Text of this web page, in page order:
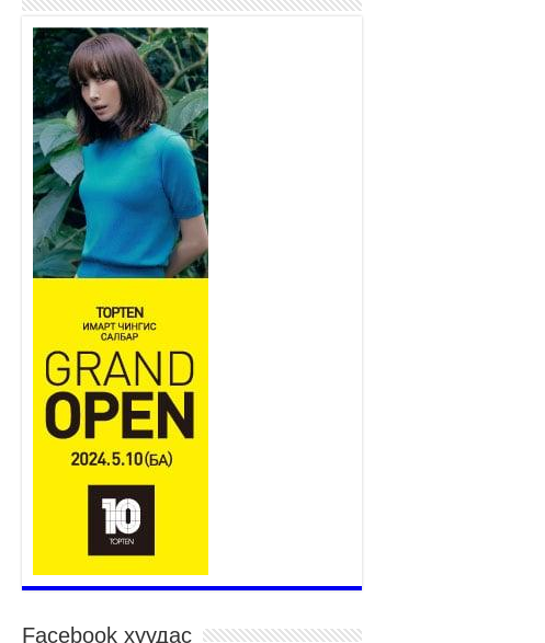
Наадмын амралтын өдрүүдэд
нийслэлийн эрүүл мэндийн
байгууллагууд дараах
хуваарийн дагуу ажиллана
2026 оны 7 сар 15 / 11 цаг 18 минут
Үндэсний их баяр наадам
эхэллээ
2026 оны 7 сар 15 / 11 цаг 14 минут
Үер усны аюулаас сэргийлж, нийслэлийн Онцгой
байдлын газрын 162 алба хаагч үүрэг гүйцэтгэж
байна
2026 оны 7 сар 15 / 11 цаг 07 минут
Үндэсний их сурын харваанд 850 харваач цэц
мэргэнээ сорьж байна
2026 оны 7 сар 15 / 11 цаг 03 минут
Төв цэнгэлдэхийн эргэн тойронд
2026 оны 7 сар 15 / 10 цаг 58 минут
Үндэсний их баяр наадмын шагайн харваа
насанд хүрэгчдийн багийн харваагаар
үргэлжилж байна
2026 оны 7 сар 15 / 10 цаг 52 минут
Үндэсний их баяр наадмын хүчит бөхийн
барилдаан эхэллээ
2026 оны 7 сар 15 / 10 цаг 46 минут
Үндэсний хувцасны өдрийг тохиолдуулан
Facebook хуудас